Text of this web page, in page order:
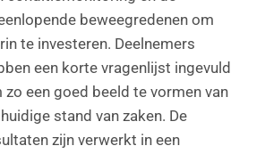
beweegredenen om
te investeren. Deelnemers
een korte vragenlijst ingevuld
zo een goed beeld te vormen van
stand van zaken. De
zijn verwerkt in een